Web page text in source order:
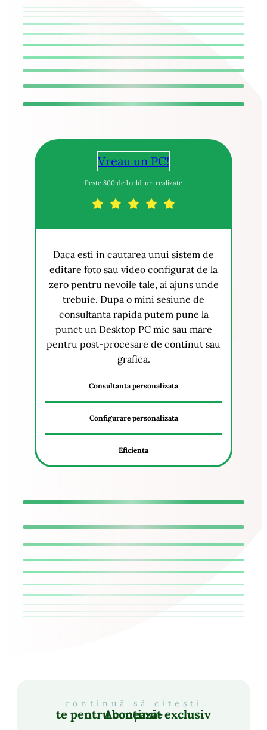
Vreau un PC!
Peste 800 de build-uri realizate
Daca esti in cautarea unui sistem de
editare foto sau video configurat de la
zero pentru nevoile tale, ai ajuns unde
trebuie. Dupa o mini sesiune de
consultanta rapida putem pune la
punct un Desktop PC mic sau mare
pentru post-procesare de continut sau
grafica.
Consultanta personalizata
Configurare personalizata
Eficienta
continuă să citești
Abonează-te pentru conținut exclusiv